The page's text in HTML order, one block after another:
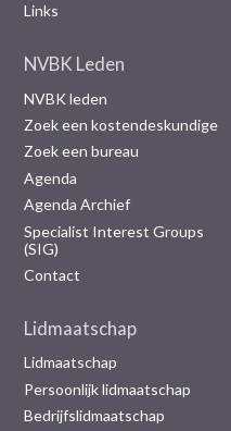
Links
NVBK Leden
NVBK leden
Zoek een kostendeskundige
Zoek een bureau
Agenda
Agenda Archief
Specialist Interest Groups
(SIG)
Contact
Lidmaatschap
Lidmaatschap
Persoonlijk lidmaatschap
Bedrijfslidmaatschap